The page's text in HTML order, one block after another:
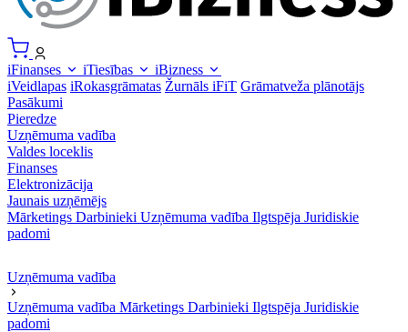
iFinanses iTiesības
iBizness
iVeidlapas iRokasgrāmatas Žurnāls iFiT Grāmatveža plānotājs
Pasākumi
Pieredze
Uzņēmuma vadība
Valdes loceklis
Finanses
Elektronizācija
Jaunais uzņēmējs
Mārketings Darbinieki Uzņēmuma vadība Ilgtspēja Juridiskie
padomi
Uzņēmuma vadība
Uzņēmuma vadība Mārketings Darbinieki Ilgtspēja Juridiskie
padomi